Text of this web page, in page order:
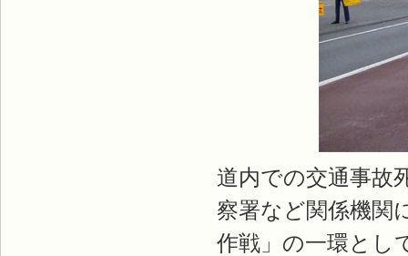
道内での交通事故
察署など関係機関
作戦」の一環とし